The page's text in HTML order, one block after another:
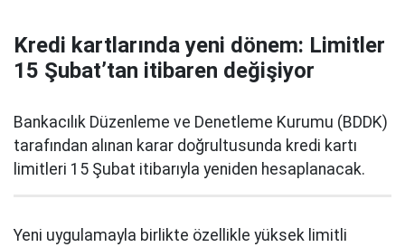
Kredi kartlarında yeni dönem: Limitler
15 Şubat’tan itibaren değişiyor
Bankacılık Düzenleme ve Denetleme Kurumu (BDDK)
tarafından alınan karar doğrultusunda kredi kartı
limitleri 15 Şubat itibarıyla yeniden hesaplanacak.
Yeni uygulamayla birlikte özellikle yüksek limitli